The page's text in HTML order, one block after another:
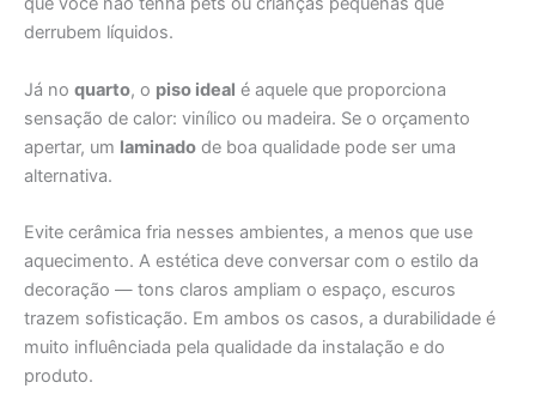
derrubem líquidos.
Já no quarto, o piso ideal é aquele que proporciona
sensação de calor: vinílico ou madeira. Se o orçamento
apertar, um laminado de boa qualidade pode ser uma
alternativa.
Evite cerâmica fria nesses ambientes, a menos que use
aquecimento. A estética deve conversar com o estilo da
decoração — tons claros ampliam o espaço, escuros
trazem sofisticação. Em ambos os casos, a durabilidade é
muito influênciada pela qualidade da instalação e do
produto.